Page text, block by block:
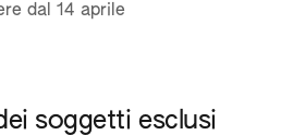
dal 14 aprile
del documento
soggetti esclusi